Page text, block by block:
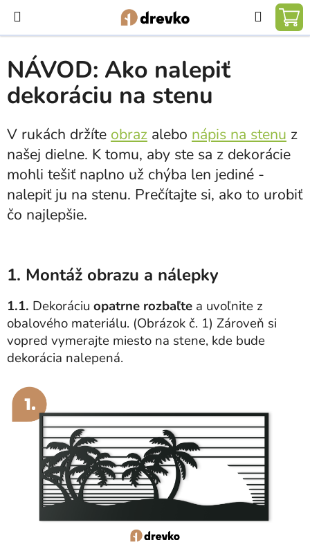
obsah
Hľadať
NÁVOD: Ako nalepiť
dekoráciu na stenu
V rukách držíte obraz alebo nápis na stenu z
našej dielne. K tomu, aby ste sa z dekorácie
mohli tešiť naplno už chýba len jediné -
nalepiť ju na stenu. Prečítajte si, ako to urobiť
čo najlepšie.
1. Montáž obrazu a nálepky
1.1. Dekoráciu opatrne rozbaľte a uvoľnite z
obalového materiálu. (Obrázok č. 1) Zároveň si
vopred vymerajte miesto na stene, kde bude
dekorácia nalepená.